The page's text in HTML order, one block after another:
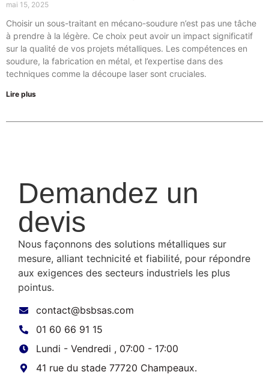
mai 15, 2025
Choisir un sous-traitant en mécano-soudure n’est pas une tâche
à prendre à la légère. Ce choix peut avoir un impact significatif
sur la qualité de vos projets métalliques. Les compétences en
soudure, la fabrication en métal, et l’expertise dans des
techniques comme la découpe laser sont cruciales.
Lire plus
Demandez un
devis
Nous façonnons des solutions métalliques sur
mesure, alliant technicité et fiabilité, pour répondre
aux exigences des secteurs industriels les plus
pointus.
contact@bsbsas.com
01 60 66 91 15
Lundi - Vendredi , 07:00 - 17:00
41 rue du stade 77720 Champeaux.